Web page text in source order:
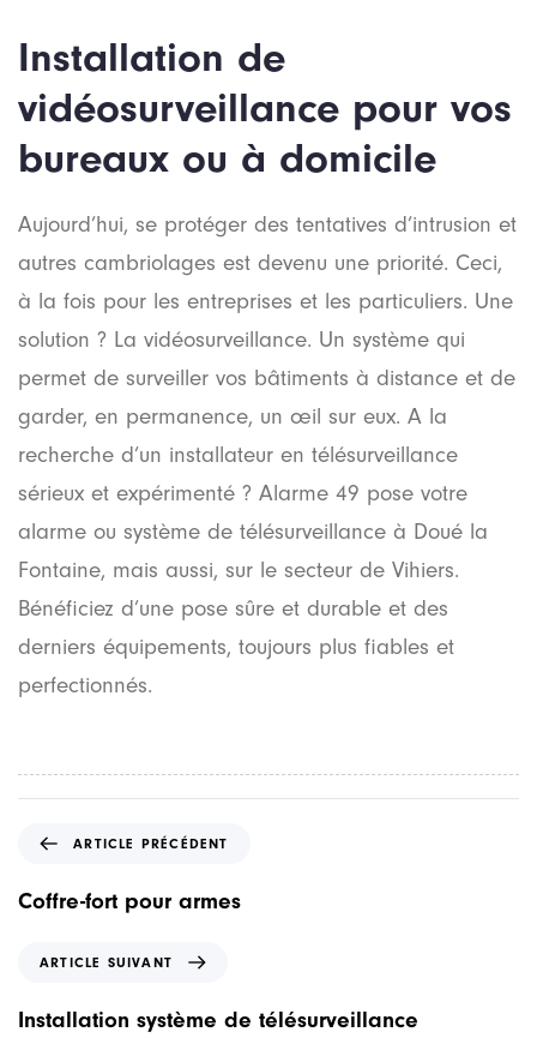
Installation de
vidéosurveillance pour vos
bureaux ou à domicile
Aujourd’hui, se protéger des tentatives d’intrusion et
autres cambriolages est devenu une priorité. Ceci,
à la fois pour les entreprises et les particuliers. Une
solution ? La vidéosurveillance. Un système qui
permet de surveiller vos bâtiments à distance et de
garder, en permanence, un œil sur eux. A la
recherche d’un installateur en télésurveillance
sérieux et expérimenté ? Alarme 49 pose votre
alarme ou système de télésurveillance à Doué la
Fontaine, mais aussi, sur le secteur de Vihiers.
Bénéficiez d’une pose sûre et durable et des
derniers équipements, toujours plus fiables et
perfectionnés.
t
p
ARTICLE PRÉCÉDENT
Coffre-fort pour armes
t
ARTICLE SUIVANT
Installation système de télésurveillance